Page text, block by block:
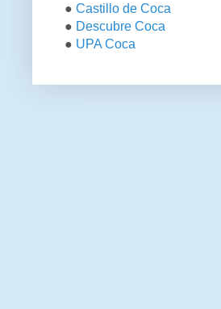
● Castillo de Coca
● Descubre Coca
● UPA Coca